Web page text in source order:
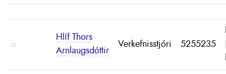
Hlíf Thors
Arnlaugsdóttir
Verkefnisstjóri 5255235